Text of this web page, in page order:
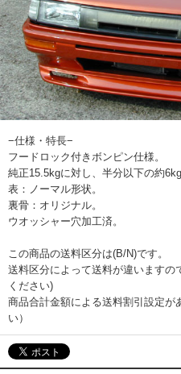
−仕様・特長−
フードロック付きボンピン仕様。
純正15.5kgに対し、半分以下の約6kg
表：ノーマル形状。
裏骨：オリジナル。
ウオッシャー穴加工済。
この商品の送料区分は(B/N)です。
送料区分によって送料が違いますの
ください)
商品合計金額による送料割引設定が
い）